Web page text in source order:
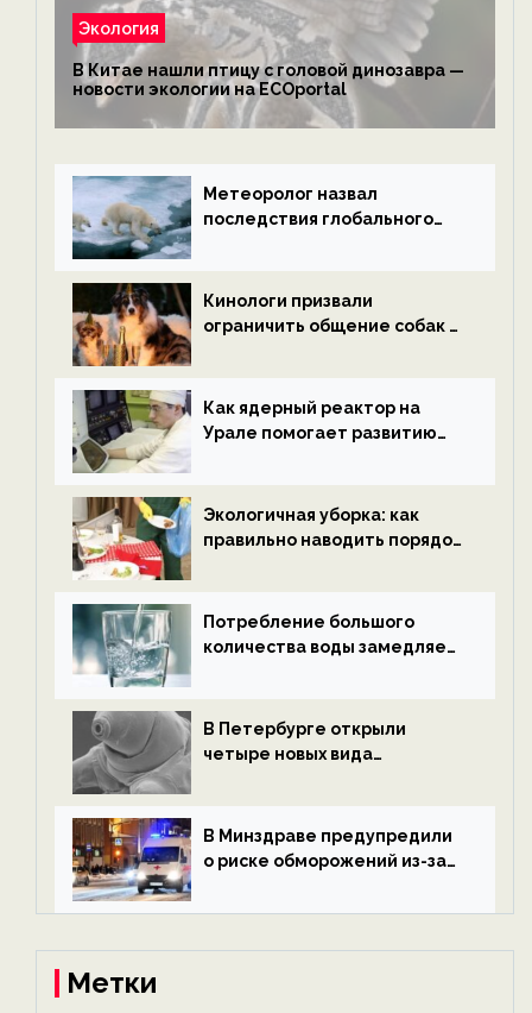
Экология
В Китае нашли птицу с головой динозавра —
новости экологии на ECOportal
Метеоролог назвал
последствия глобального
ECOportal
Кинологи призвали
ограничить общение собак с
ECOportal
Как ядерный реактор на
Урале помогает развитию
ECOportal
Экологичная уборка: как
правильно наводить порядок
Потребление большого
количества воды замедляет
В Петербурге открыли
четыре новых вида
экологии на ECOportal
В Минздраве предупредили
о риске обморожений из-за
на ECOportal
Метки